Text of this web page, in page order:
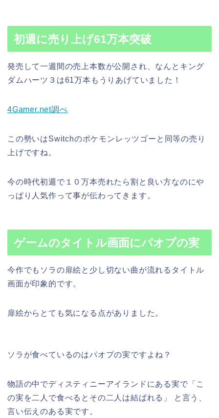
初週に売り上げ61万本突破
発売して一週間の売上本数が公開され、なんとキング
ダムハーツ３は61万本もうりあげていました！
4Gamer.net調べ
この勢いはSwitchのポケモンレッツゴーと同等の売り
上げですね。
今の時代初週で１０万本売れたら割と良い方なのにや
っぱり人気作って事が伝わってきます。
ゲームのタイトル画面にパオプの実
今作でもソラの扉絵と少し切ない曲が流れるタイトル
画面が印象的です。
扉絵からとても気になる点がありました。
ソラが食べているのはパオプの実ですよね？
物語の中でディスティニーアイランドにある実で「こ
の実を二人で食べるとその二人は結ばれる」 と言う、
言い伝えのある実です。